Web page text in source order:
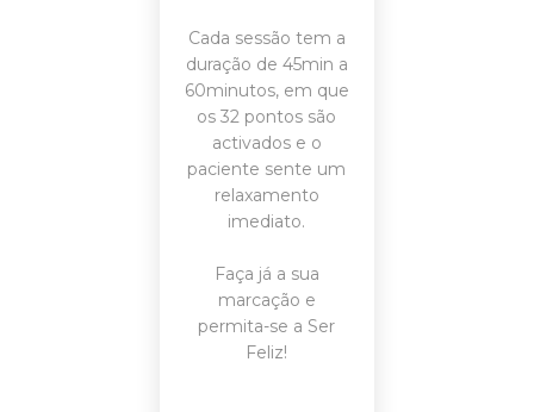
Cada sessão tem a
duração de 45min a
60minutos, em que
os 32 pontos são
activados e o
paciente sente um
relaxamento
imediato.
Faça já a sua
marcação e
permita-se a Ser
Feliz!